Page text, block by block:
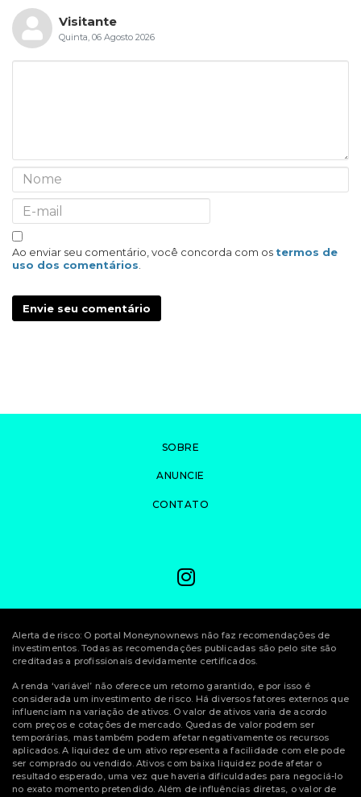
Visitante
Quinta, 06 Agosto 2026
Ao enviar seu comentário, você concorda com os termos de
uso dos comentários
Envie seu comentário
SOBRE
ANUNCIE
CONTATO
Alerta de risco: O portal Moneynownews não faz recomendações de
investimentos. Todas as recomendações publicadas são pelo site são
creditadas a profissionais devidamente certificados.
A renda ‘variável’ não oferece um retorno garantido, e por isso é
considerada um investimento de risco. Há diversos fatores externos que
influenciam na variação de ativos. O valor de ativos varia de acordo
com preços e cotações de mercado. Quedas de valor podem ser
temporárias, mas também podem afetar negativamente os recursos
aplicados. A liquidez de um ativo representa a facilidade com ele pode
ser comprado ou vendido. Ativos com baixa liquidez pode afetar o
resultado esperado, uma vez que haveria dificuldades para negociá-lo
no exato momento pretendido. Além de influências diretas, o valor de